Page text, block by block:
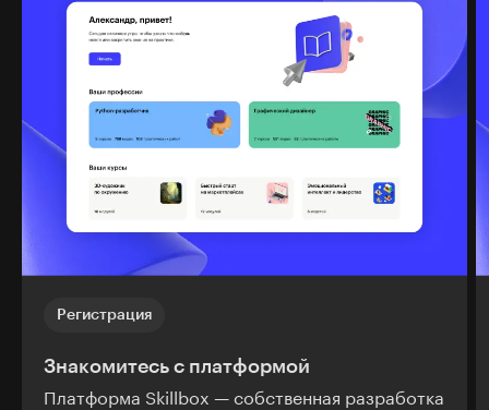
Регистрация
Знакомитесь с платформой
Платформа Skillbox — собственная разработка